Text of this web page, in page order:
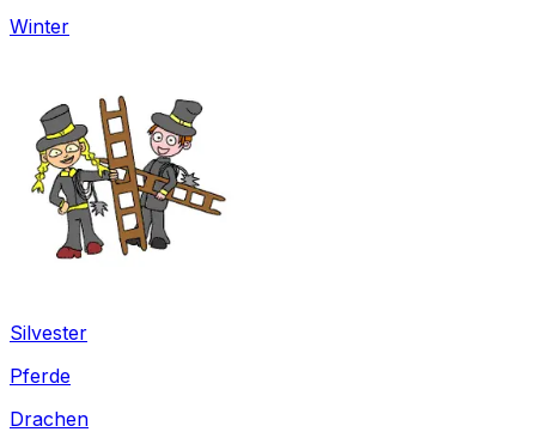
Winter
Silvester
Pferde
Drachen